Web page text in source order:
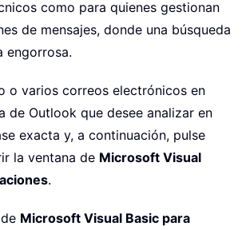
como para quienes gestionan
de mensajes, donde una búsqueda
engorrosa.
o varios correos electrónicos en
de Outlook que desee analizar en
exacta y, a continuación, pulse
la ventana de Microsoft Visual
.
Microsoft Visual Basic para